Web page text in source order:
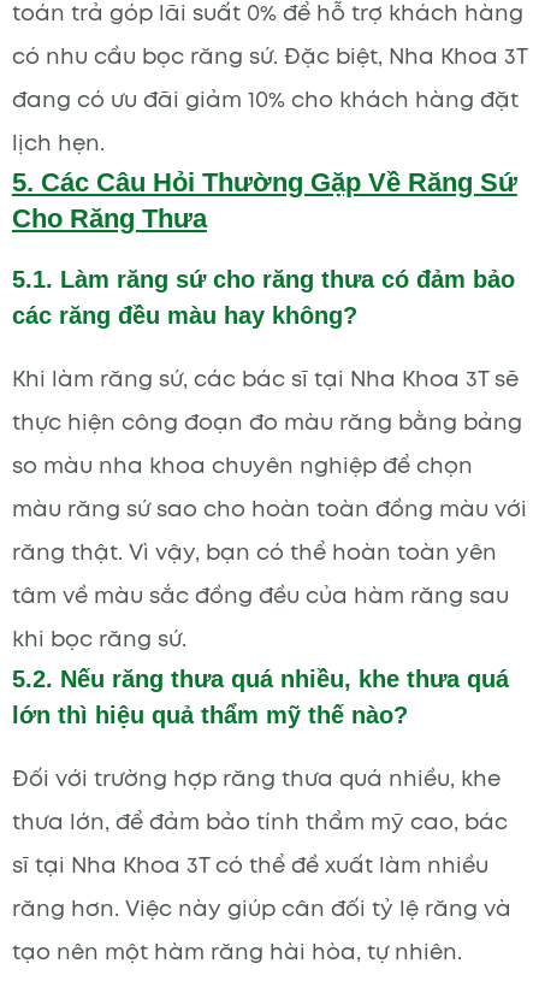
toán trả góp lãi suất 0% để hỗ trợ khách hàng
có nhu cầu bọc răng sứ. Đặc biệt, Nha Khoa 3T
đang có ưu đãi giảm 10% cho khách hàng đặt
lịch hẹn.
5. Các Câu Hỏi Thường Gặp Về Răng Sứ
Cho Răng Thưa
5.1. Làm răng sứ cho răng thưa có đảm bảo
các răng đều màu hay không?
Khi làm răng sứ, các bác sĩ tại Nha Khoa 3T sẽ
thực hiện công đoạn đo màu răng bằng bảng
so màu nha khoa chuyên nghiệp để chọn
màu răng sứ sao cho hoàn toàn đồng màu với
răng thật. Vì vậy, bạn có thể hoàn toàn yên
tâm về màu sắc đồng đều của hàm răng sau
khi bọc răng sứ.
5.2. Nếu răng thưa quá nhiều, khe thưa quá
lớn thì hiệu quả thẩm mỹ thế nào?
Đối với trường hợp răng thưa quá nhiều, khe
thưa lớn, để đảm bảo tính thẩm mỹ cao, bác
sĩ tại Nha Khoa 3T có thể đề xuất làm nhiều
răng hơn. Việc này giúp cân đối tỷ lệ răng và
tạo nên một hàm răng hài hòa, tự nhiên.